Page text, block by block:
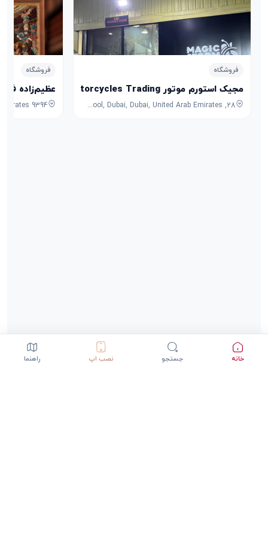
فروشگاه
مجیک استورم موتور Magic Storm Motorcycles Trading
28, 7B Street, Umm Ramool, Dubai, Dubai, United Arab Emirates
فروشگاه
عظیم‌زاده
خانه جستجو نصب اپ راهنما